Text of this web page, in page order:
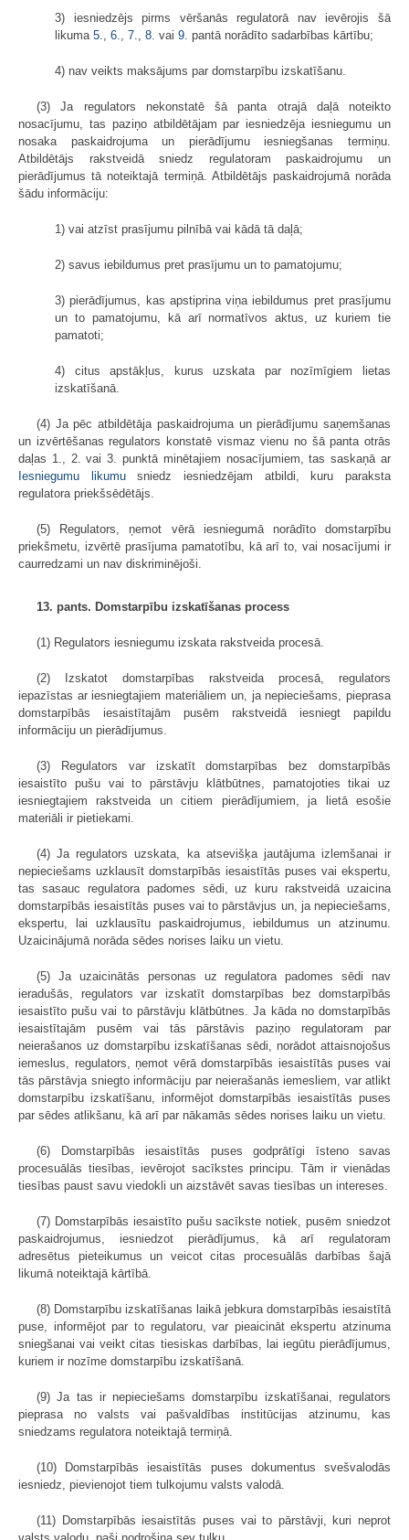
3) iesniedzējs pirms vēršanās regulatorā nav ievērojis šā
likuma 5. 6. 7. 8. vai 9. pantā norādīto sadarbības kārtību;
4) nav veikts maksājums par domstarpību izskatīšanu.
(3) Ja regulators nekonstatē šā panta otrajā daļā noteikto
nosacījumu, tas paziņo atbildētājam par iesniedzēja iesniegumu un
nosaka paskaidrojuma un pierādījumu iesniegšanas termiņu.
Atbildētājs rakstveidā sniedz regulatoram paskaidrojumu un
pierādījumus tā noteiktajā termiņā. Atbildētājs paskaidrojumā norāda
šādu informāciju:
1) vai atzīst prasījumu pilnībā vai kādā tā daļā;
2) savus iebildumus pret prasījumu un to pamatojumu;
3) pierādījumus, kas apstiprina viņa iebildumus pret prasījumu
un to pamatojumu, kā arī normatīvos aktus, uz kuriem tie
pamatoti;
4) citus apstākļus, kurus uzskata par nozīmīgiem lietas
izskatīšanā.
(4) Ja pēc atbildētāja paskaidrojuma un pierādījumu saņemšanas
un izvērtēšanas regulators konstatē vismaz vienu no šā panta otrās
daļas 1., 2. vai 3. punktā minētajiem nosacījumiem, tas saskaņā ar
Iesniegumu likumusniedz iesniedzējam atbildi, kuru paraksta
regulatora priekšsēdētājs.
(5) Regulators, ņemot vērā iesniegumā norādīto domstarpību
priekšmetu, izvērtē prasījuma pamatotību, kā arī to, vai nosacījumi ir
caurredzami un nav diskriminējoši.
13. pants. Domstarpību izskatīšanas process
(1) Regulators iesniegumu izskata rakstveida procesā.
(2) Izskatot domstarpības rakstveida procesā, regulators
iepazīstas ar iesniegtajiem materiāliem un, ja nepieciešams, pieprasa
domstarpībās iesaistītajām pusēm rakstveidā iesniegt papildu
informāciju un pierādījumus.
(3) Regulators var izskatīt domstarpības bez domstarpībās
iesaistīto pušu vai to pārstāvju klātbūtnes, pamatojoties tikai uz
iesniegtajiem rakstveida un citiem pierādījumiem, ja lietā esošie
materiāli ir pietiekami.
(4) Ja regulators uzskata, ka atsevišķa jautājuma izlemšanai ir
nepieciešams uzklausīt domstarpībās iesaistītās puses vai ekspertu,
tas sasauc regulatora padomes sēdi, uz kuru rakstveidā uzaicina
domstarpībās iesaistītās puses vai to pārstāvjus un, ja nepieciešams,
ekspertu, lai uzklausītu paskaidrojumus, iebildumus un atzinumu.
Uzaicinājumā norāda sēdes norises laiku un vietu.
(5) Ja uzaicinātās personas uz regulatora padomes sēdi nav
ieradušās, regulators var izskatīt domstarpības bez domstarpībās
iesaistīto pušu vai to pārstāvju klātbūtnes. Ja kāda no domstarpībās
iesaistītajām pusēm vai tās pārstāvis paziņo regulatoram par
neierašanos uz domstarpību izskatīšanas sēdi, norādot attaisnojošus
iemeslus, regulators, ņemot vērā domstarpībās iesaistītās puses vai
tās pārstāvja sniegto informāciju par neierašanās iemesliem, var atlikt
domstarpību izskatīšanu, informējot domstarpībās iesaistītās puses
par sēdes atlikšanu, kā arī par nākamās sēdes norises laiku un vietu.
(6) Domstarpībās iesaistītās puses godprātīgi īsteno savas
procesuālās tiesības, ievērojot sacīkstes principu. Tām ir vienādas
tiesības paust savu viedokli un aizstāvēt savas tiesības un intereses.
(7) Domstarpībās iesaistīto pušu sacīkste notiek, pusēm sniedzot
paskaidrojumus, iesniedzot pierādījumus, kā arī regulatoram
adresētus pieteikumus un veicot citas procesuālās darbības šajā
likumā noteiktajā kārtībā.
(8) Domstarpību izskatīšanas laikā jebkura domstarpībās iesaistītā
puse, informējot par to regulatoru, var pieaicināt ekspertu atzinuma
sniegšanai vai veikt citas tiesiskas darbības, lai iegūtu pierādījumus,
kuriem ir nozīme domstarpību izskatīšanā.
(9) Ja tas ir nepieciešams domstarpību izskatīšanai, regulators
pieprasa no valsts vai pašvaldības institūcijas atzinumu, kas
sniedzams regulatora noteiktajā termiņā.
(10) Domstarpībās iesaistītās puses dokumentus svešvalodās
iesniedz, pievienojot tiem tulkojumu valsts valodā.
(11) Domstarpībās iesaistītās puses vai to pārstāvji, kuri neprot